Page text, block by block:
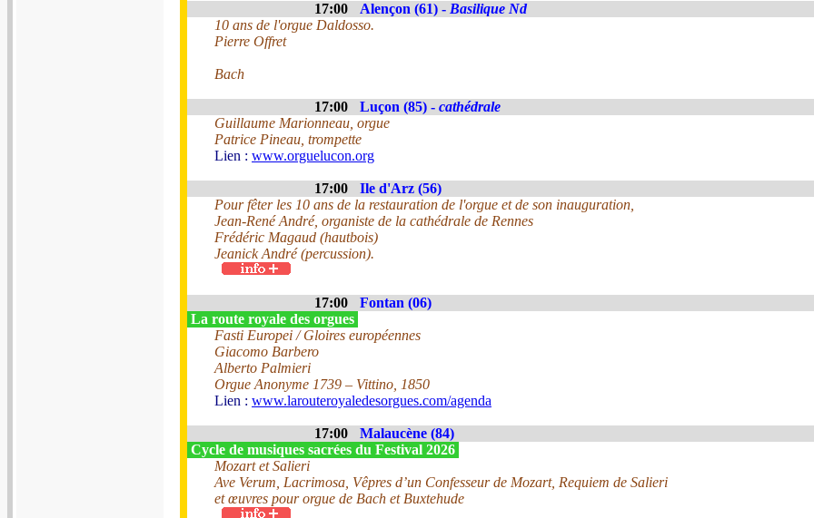
17:00 Alençon (61) - Basilique Nd
10 ans de l'orgue Daldosso.
Pierre Offret
Bach
17:00 Luçon (85) - cathédrale
Guillaume Marionneau, orgue
Patrice Pineau, trompette
Lien : www.orguelucon.org
17:00
Ile d'Arz (56)
Pour fêter les 10 ans de la restauration de l'orgue et de son inauguration,
Jean-René André, organiste de la cathédrale de Rennes
Frédéric Magaud (hautbois)
Jeanick André (percussion).
17:00
Fontan (06)
La route royale des orgues
Fasti Europei / Gloires européennes
Giacomo Barbero
Alberto Palmieri
Orgue Anonyme 1739 – Vittino, 1850
Lien : www.larouteroyaledesorgues.com/agenda
17:00
Malaucène (84)
Cycle de musiques sacrées du Festival 2026
Mozart et Salieri
Ave Verum, Lacrimosa, Vêpres d’un Confesseur de Mozart, Requiem de Salieri
et œuvres pour orgue de Bach et Buxtehude